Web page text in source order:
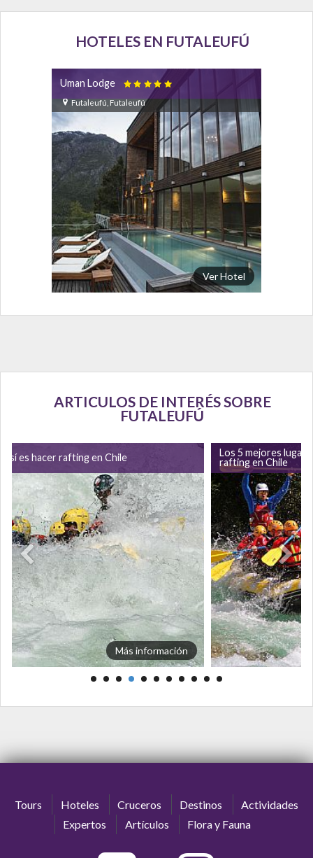
HOTELES EN FUTALEUFÚ
Uman Lodge 
Futaleufú, Futaleufú
Ver Hotel
ARTICULOS DE INTERÉS SOBRE
FUTALEUFÚ
Así es hacer rafting en Chile
Más información
Los 5 mejores
rafting en Chile
Tours Hoteles Cruceros Destinos
Actividades
Expertos
Artículos Flora y Fauna